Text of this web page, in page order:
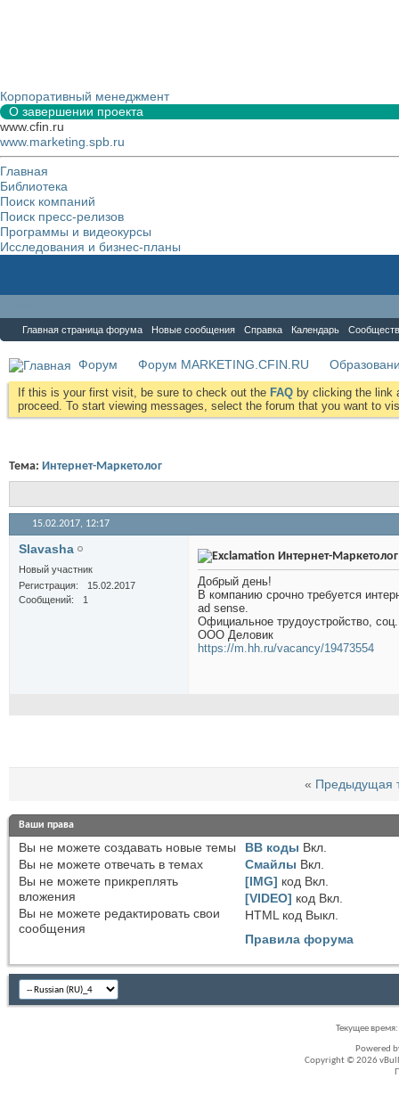
Корпоративный менеджмент
О завершении проекта
www.cfin.ru
www.marketing.spb.ru
Главная
Библиотека
Поиск компаний
Поиск пресс-релизов
Программы и видеокурсы
Исследования и бизнес-планы
Главная страница форума Новые сообщения Справка Календарь
Форум Форум MARKETING.CFIN.RU
If this is your first visit, be sure to check out the FAQ by clicking the link
proceed. To start viewing messages, select the forum that you want to
Тема: Интернет-Маркетолог
15.02.2017, 12:17
Slavasha
Новый участник
Регистрация
15.02.2017
Сообщений
1
Интернет-Маркетолог
Добрый день!
В компанию срочно требуется
ad sense.
Официальное трудоустройство, соц.
ООО Деловик
https://m.hh.ru/vacancy/19473554
« Предыдущая
Ваши права
Вы не можете создавать новые темы
Вы не можете отвечать в темах
Вы не можете прикреплять
вложения
Вы не можете редактировать свои
сообщения
BB коды Вкл.
Смайлы Вкл.
[IMG] код Вкл.
[VIDEO] код Вкл.
HTML код Выкл.
Правила форума
Текущее время:
Powered
Copyright © 2026